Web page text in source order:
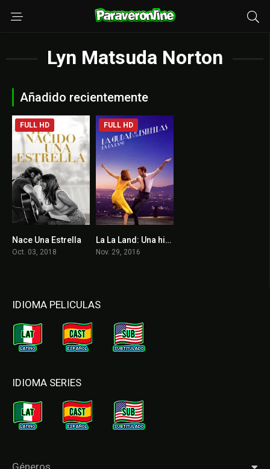
Lyn Matsuda Norton
Añadido recientemente
7.6
FULL HD
Nace Una Estrella
Oct. 03, 2018
8
FULL HD
La La Land: Una historia de amor
Nov. 29, 2016
IDIOMA PELICULAS
IDIOMA SERIES
Géneros